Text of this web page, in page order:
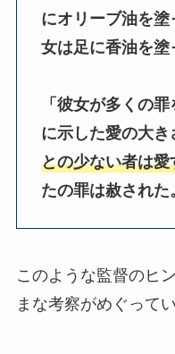
にオリーブ油を
女は足に香油を塗
「彼女が多くの
に示した愛の大き
との少ない者は
たの罪は赦された
このような監督のヒ
まな考察がめぐってい